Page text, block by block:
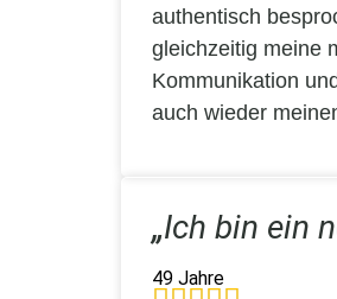
authentisch
gleichzeitig meine
Kommunikation
auch wieder
„Ich bin ein
49 Jahre